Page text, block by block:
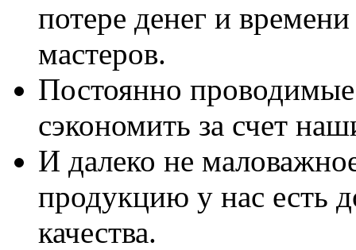
потере денег и
мастеров.
Постоянно
сэкономить за счет
И далеко не
продукцию у нас есть
качества.